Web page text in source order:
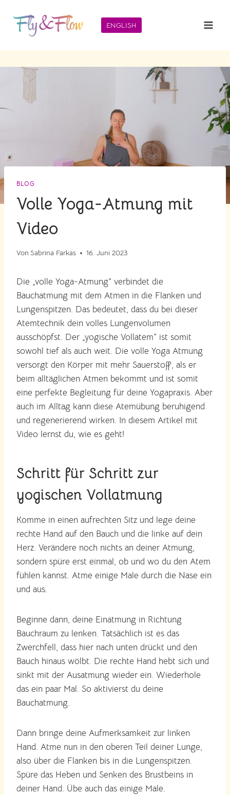
Inhalt
springen
ENGLISH
BLOG
Volle Yoga-Atmung mit
Video
Von Sabrina Farkas 16. Juni 2023
Die „volle Yoga-Atmung” verbindet die
Bauchatmung mit dem Atmen in die Flanken und
Lungenspitzen. Das bedeutet, dass du bei dieser
Atemtechnik dein volles Lungenvolumen
ausschöpfst. Der „yogische Vollatem“ ist somit
sowohl tief als auch weit. Die volle Yoga Atmung
versorgt den Körper mit mehr Sauerstoff, als er
beim alltäglichen Atmen bekommt und ist somit
eine perfekte Begleitung für deine Yogapraxis. Aber
auch im Alltag kann diese Atemübung beruhigend
und regenerierend wirken. In diesem Artikel mit
Video lernst du, wie es geht!
Schritt für Schritt zur
yogischen Vollatmung
Komme in einen aufrechten Sitz und lege deine
rechte Hand auf den Bauch und die linke auf dein
Herz. Verändere noch nichts an deiner Atmung,
sondern spüre erst einmal, ob und wo du den Atem
fühlen kannst. Atme einige Male durch die Nase ein
und aus.
Beginne dann, deine Einatmung in Richtung
Bauchraum zu lenken. Tatsächlich ist es das
Zwerchfell, dass hier nach unten drückt und den
Bauch hinaus wölbt. Die rechte Hand hebt sich und
sinkt mit der Ausatmung wieder ein. Wiederhole
das ein paar Mal. So aktivierst du deine
Bauchatmung.
Dann bringe deine Aufmerksamkeit zur linken
Hand. Atme nun in den oberen Teil deiner Lunge,
also über die Flanken bis in die Lungenspitzen.
Spüre das Heben und Senken des Brustbeins in
deiner Hand. Übe auch das einige Male.